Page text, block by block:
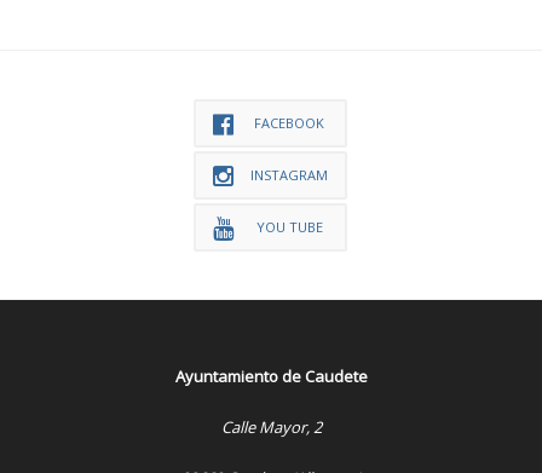
FACEBOOK
INSTAGRAM
YOU TUBE
Ayuntamiento de Caudete
Calle Mayor, 2